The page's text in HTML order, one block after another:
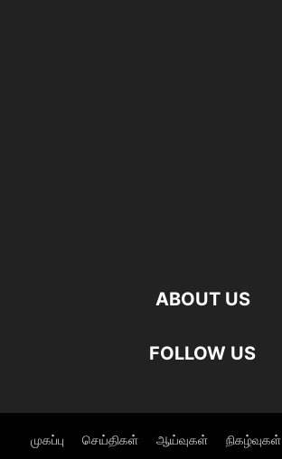
ABOUT US
FOLLOW US
முகப்பு செய்திகள் ஆய்வுகள் நிகழ்வுகள்